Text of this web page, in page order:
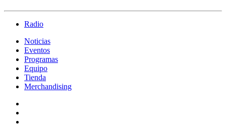
Radio
Noticias
Eventos
Programas
Equipo
Tienda
Merchandising